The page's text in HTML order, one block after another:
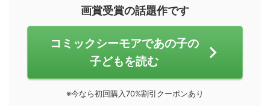
画賞受賞の話題作です
コミックシーモアであの子の
子どもを読む
※今なら初回購入70%割引クーポンあり